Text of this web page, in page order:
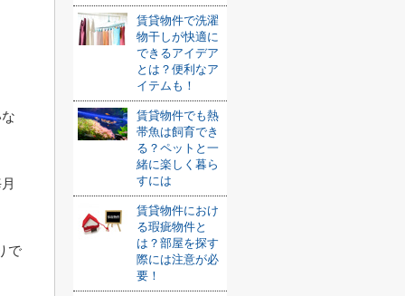
で
賃貸物件で洗濯
物干しが快適に
できるアイデア
とは？便利なア
イテムも！
賃貸物件でも熱
帯魚は飼育でき
る？ペットと一
緒に楽しく暮ら
すには
賃貸物件におけ
る瑕疵物件と
は？部屋を探す
際には注意が必
要！